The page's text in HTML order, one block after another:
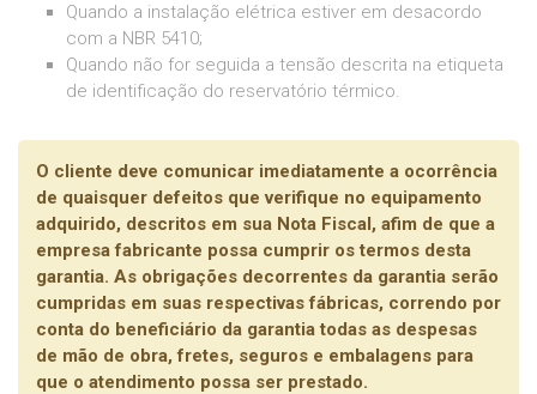
Quando a instalação elétrica estiver em desacordo
com a NBR 5410;
Quando não for seguida a tensão descrita na etiqueta
de identificação do reservatório térmico.
O cliente deve comunicar imediatamente a ocorrência
de quaisquer defeitos que verifique no equipamento
adquirido, descritos em sua Nota Fiscal, afim de que a
empresa fabricante possa cumprir os termos desta
garantia. As obrigações decorrentes da garantia serão
cumpridas em suas respectivas fábricas, correndo por
conta do beneficiário da garantia todas as despesas
de mão de obra, fretes, seguros e embalagens para
que o atendimento possa ser prestado.